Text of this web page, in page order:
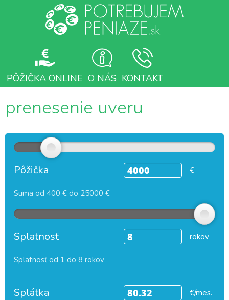
PÔŽIČKA ONLINE O NÁS KONTAKT
prenesenie uveru
Pôžička €
Suma od 400 € do 25000 €
Splatnosť rokov
Splatnosť od 1 do 8 rokov
Splátka €/mes.